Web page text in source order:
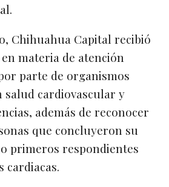
Chihuahua Capital recibió
materia de atención
parte de organismos
salud cardiovascular y
además de reconocer
que concluyeron su
primeros respondientes
cardiacas.